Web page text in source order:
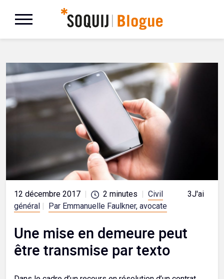
12 décembre 2017 | 2 minutes | Civil
général | Par Emmanuelle Faulkner, avocate
3J'aime
Une mise en demeure peut
être transmise par texto